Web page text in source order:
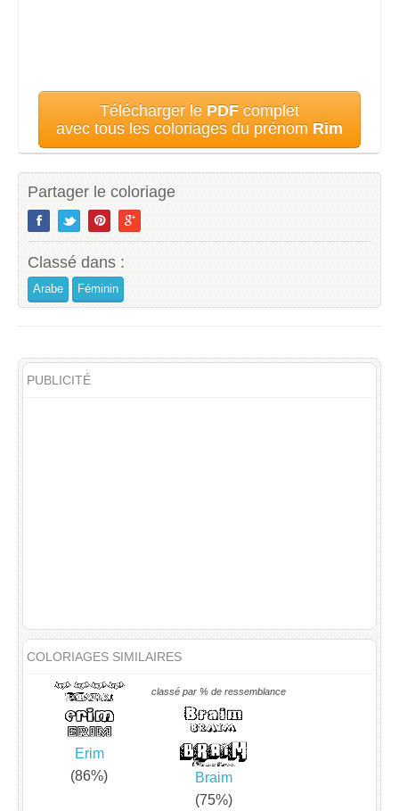
Télécharger le PDF complet
avec tous les coloriages du prénom Rim
Partager le coloriage
Classé dans :
Arabe Féminin
PUBLICITÉ
COLORIAGES SIMILAIRES
classé par % de ressemblance
Erim
(86%)
Braim
(75%)